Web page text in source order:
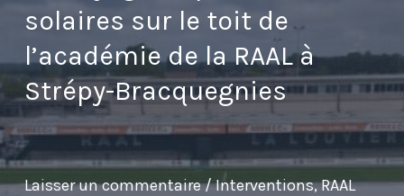
Arena
de
la
RAAL
La
Louvière
solaires sur le toit de
l’académie de la RAAL à
Strépy-Bracquegnies
Laisser un commentaire/Interventions,RAAL